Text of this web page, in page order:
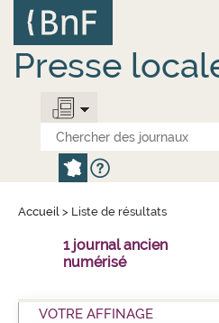
contenu
principal
Presse
Accueil > Liste de résultats
1 journal ancien
numérisé
VOTRE AFFINAGE
Panneau de gestion des cookies